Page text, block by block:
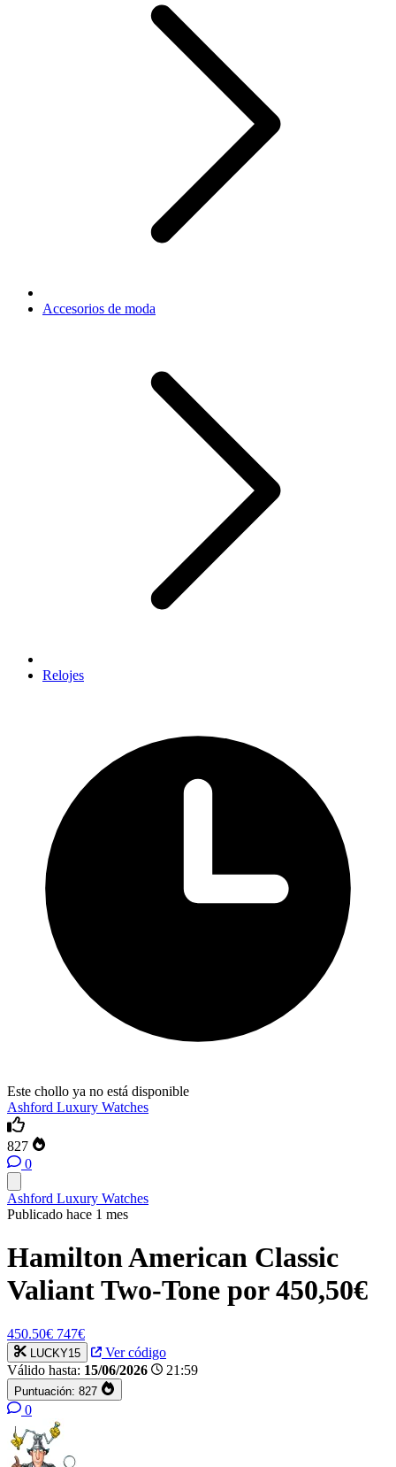
Accesorios de moda
Relojes
Este chollo ya no está disponible
Ashford Luxury Watches
827
0
Ashford Luxury Watches
Publicado hace 1 mes
Hamilton American Classic
Valiant Two-Tone por 450,50€
450.50€ 747€
LUCKY15
Ver código
Válido hasta: 15/06/2026 21:59
Puntuación: 827
0